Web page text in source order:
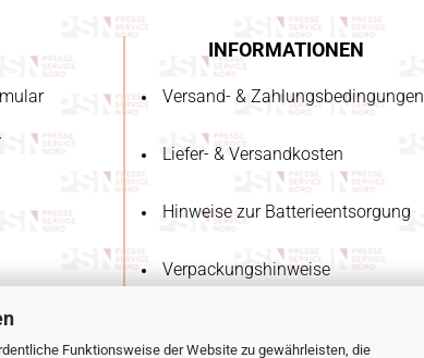
Funktionsweise der Website zu gewährleisten, die
INFORMATIONEN
Versand- & Zahlungsbedingungen
Liefer- & Versandkosten
Hinweise zur Batterieentsorgung
Verpackungshinweise